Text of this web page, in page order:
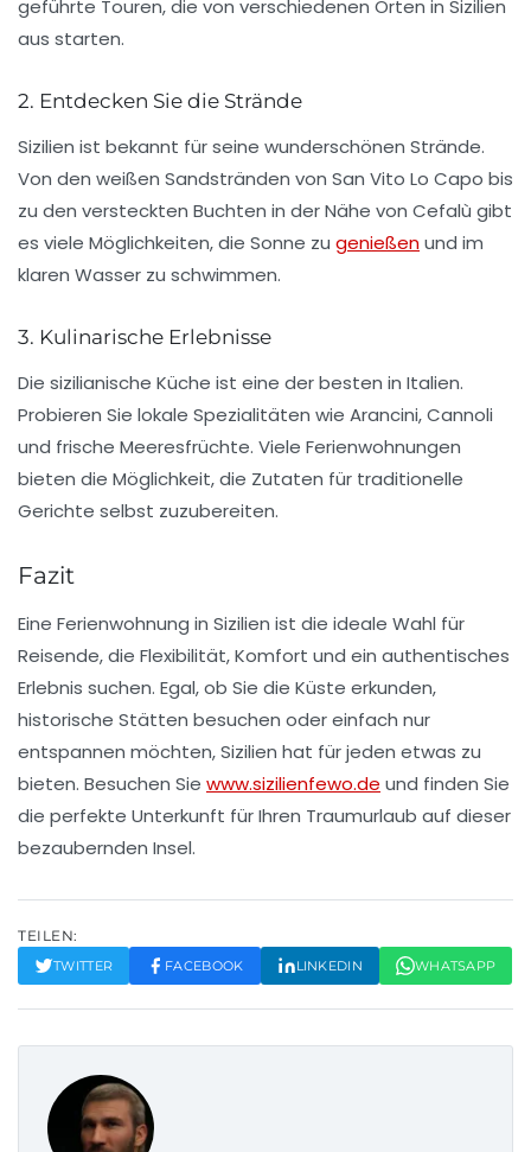
geführte Touren, die von verschiedenen Orten in Sizilien
aus starten.
2. Entdecken Sie die Strände
Sizilien ist bekannt für seine wunderschönen Strände.
Von den weißen Sandstränden von San Vito Lo Capo bis
zu den versteckten Buchten in der Nähe von Cefalù gibt
es viele Möglichkeiten, die Sonne zu genießenund im
klaren Wasser zu schwimmen.
3. Kulinarische Erlebnisse
Die sizilianische Küche ist eine der besten in Italien.
Probieren Sie lokale Spezialitäten wie Arancini, Cannoli
und frische Meeresfrüchte. Viele Ferienwohnungen
bieten die Möglichkeit, die Zutaten für traditionelle
Gerichte selbst zuzubereiten.
Fazit
Eine Ferienwohnung in Sizilien ist die ideale Wahl für
Reisende, die Flexibilität, Komfort und ein authentisches
Erlebnis suchen. Egal, ob Sie die Küste erkunden,
historische Stätten besuchen oder einfach nur
entspannen möchten, Sizilien hat für jeden etwas zu
bieten. Besuchen Sie www.sizilienfewo.de und finden Sie
die perfekte Unterkunft für Ihren Traumurlaub auf dieser
bezaubernden Insel.
TEILEN:
TWITTER FACEBOOK LINKEDIN WHATSAPP